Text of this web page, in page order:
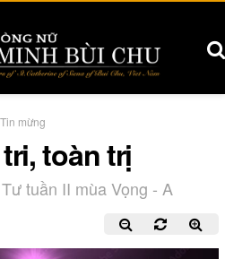
mừng
toàn trị
tuần II mùa Vọng - A